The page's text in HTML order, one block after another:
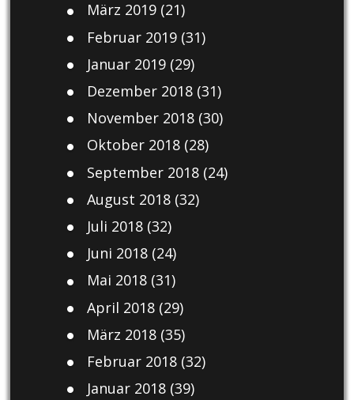
März 2019(21)
Februar 2019(31)
Januar 2019(29)
Dezember 2018(31)
November 2018(30)
Oktober 2018(28)
September 2018(24)
August 2018(32)
Juli 2018(32)
Juni 2018(24)
Mai 2018(31)
April 2018(29)
März 2018(35)
Februar 2018(32)
Januar 2018(39)